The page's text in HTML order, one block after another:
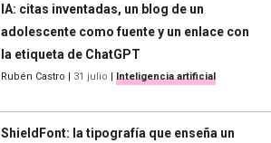
IA: citas inventadas, un blog de un
adolescente como fuente y un enlace con
la etiqueta de ChatGPT
Rubén Castro | 31 julio | Inteligencia artificial
ShieldFont: la tipografía que enseña un